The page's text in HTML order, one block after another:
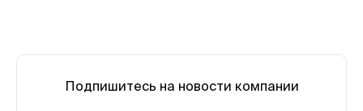
Подпишитесь на новости компании